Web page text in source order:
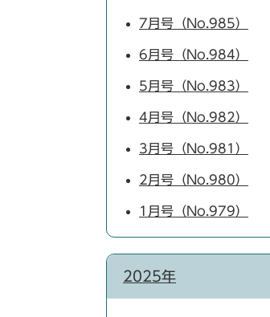
7月号（No.985）
6月号（No.984）
5月号（No.983）
4月号（No.982）
3月号（No.981）
2月号（No.980）
1月号（No.979）
2025年